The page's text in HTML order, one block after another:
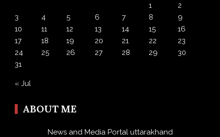
1
2
3
4 5 6 7 8
9
10
11 12 13 14 15
16
17
18 19 20 21 22
23
24
25 26 27 28 29
30
31
« Jul
ABOUT ME
News and Media Portal uttarakhand